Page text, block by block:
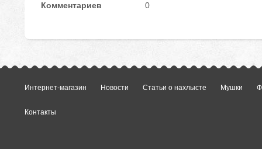
Комментариев 0
Интернет-магазин Новости Статьи о нахлысте Мушки
Контакты